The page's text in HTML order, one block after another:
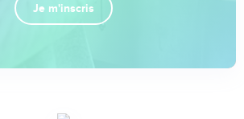
Je m'inscris